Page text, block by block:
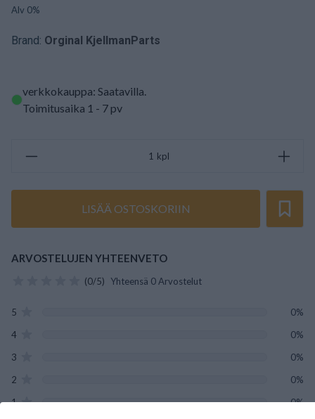
Alv 0%
Brand: Orginal KjellmanParts
verkkokauppa: Saatavilla.
Toimitusaika 1 - 7 pv
kpl
LISÄÄ OSTOSKORIIN
ARVOSTELUJEN YHTEENVETO
(0/5) Yhteensä 0 Arvostelut
5
0%
4
0%
3
0%
2
0%
1
0%